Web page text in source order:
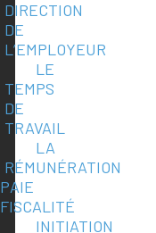
DIRECTION
DE
L’EMPLOYEUR
LE
TEMPS
DE
TRAVAIL
LA
RÉMUNÉRATION
PAIE
FISCALITÉ
INITIATION